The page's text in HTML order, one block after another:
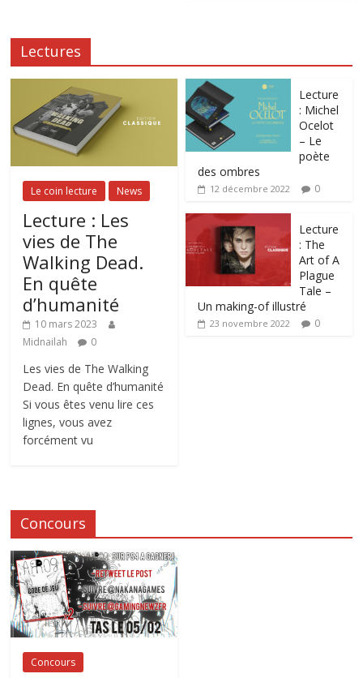
Lectures
Le coin lecture News
Lecture : Les
vies de The
Walking Dead.
En quête
d’humanité
10 mars 2023
Midnailah
0
Les vies de The Walking
Dead. En quête d’humanité
Si vous êtes venu lire ces
lignes, vous avez
forcément vu
Lecture
: Michel
Ocelot
– Le
poète
des ombres
12 décembre 2022 0
Lecture
: The
Art of A
Plague
Tale –
Un making-of illustré
23 novembre 2022 0
Concours
Concours